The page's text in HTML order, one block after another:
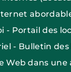
- Portail des
- Bulletin
Web dans